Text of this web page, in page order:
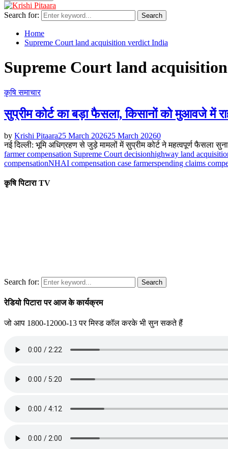
Search for: Search
Home
Supreme Court land acquisition verdict India
Supreme Court land
कृषि समाचार
सुप्रीम कोर्ट का बड़ा फैसला, किसानों को मुआवजे में
by Krishi Pitaara25 March 202625 March 20260
नई दिल्ली: भूमि अधिग्रहण से जुड़े मामलों में सुप्रीम कोर्ट ने महत्वपूर्ण फैसला
farmer compensation Supreme Court decisionhighway land
compensationNHAI compensation case farmerspending claims
कृषि पिटारा TV
Search for: Search
रेडियो पिटारा पर आज के कार्यक्रम
जो आप 1800-12000-13 पर मिस्ड कॉल करके भी सुन सकते हैं